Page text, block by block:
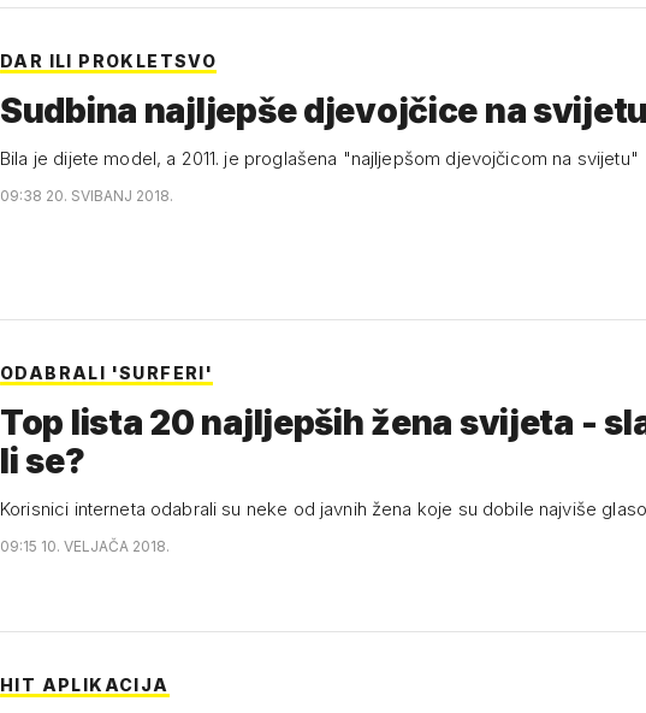
DAR ILI PROKLETSVO
Sudbina najljepše djevojčice na svijetu
Bila je dijete model, a 2011. je proglašena "najljepšom djevojčicom na svijetu"
09:38 20. SVIBANJ 2018.
ODABRALI 'SURFERI'
Top lista 20 najljepših žena svijeta -
li se?
Korisnici interneta odabrali su neke od javnih žena koje su dobile najviše
09:15 10. VELJAČA 2018.
HIT APLIKACIJA